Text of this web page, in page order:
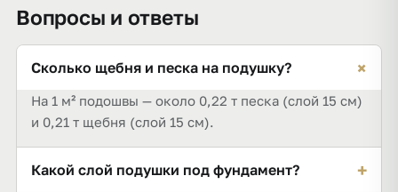
Вопросы и ответы
Сколько щебня и песка на подушку? +
На 1 м² подошвы — около 0,22 т песка (слой 15 см)
и 0,21 т щебня (слой 15 см).
Какой слой подушки под фундамент? +